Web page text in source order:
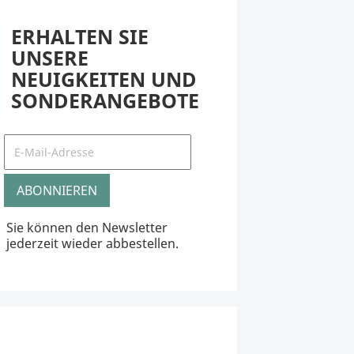
ERHALTEN SIE
UNSERE
NEUIGKEITEN UND
SONDERANGEBOTE
Sie können den Newsletter
jederzeit wieder abbestellen.